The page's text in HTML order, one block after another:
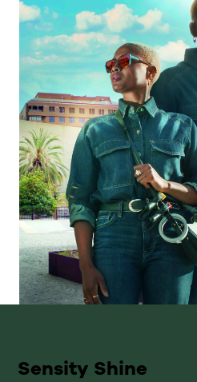
Sensity Shine